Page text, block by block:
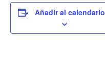
Añadir al calendario